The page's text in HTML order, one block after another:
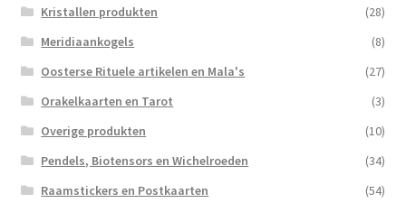
Kristallen produkten
(28)
Meridiaankogels
(8)
Oosterse Rituele artikelen en Mala's
(27)
Orakelkaarten en Tarot
(3)
Overige produkten
(10)
Pendels, Biotensors en Wichelroeden
(34)
Raamstickers en Postkaarten
(54)